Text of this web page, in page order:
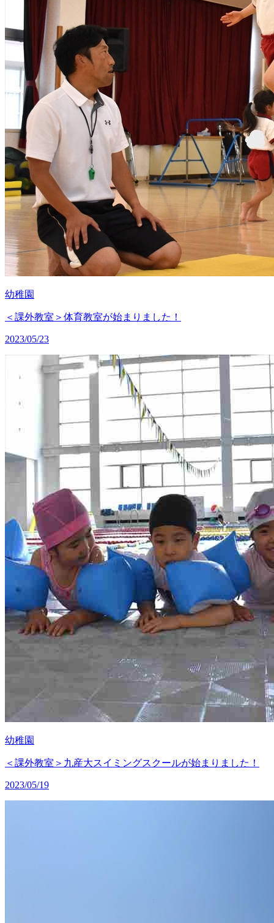
幼稚園
＜課外教室＞体育教室が始まりました！
2023/05/23
幼稚園
＜課外教室＞九産大スイミングスクールが始まりました！
2023/05/19